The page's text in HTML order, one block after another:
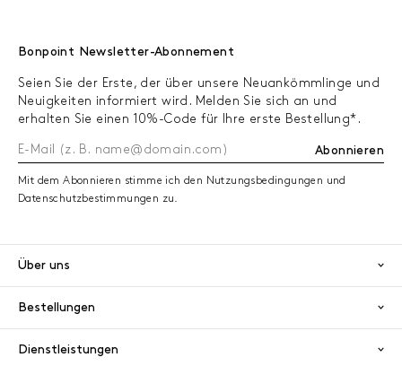
Bonpoint Newsletter-Abonnement
Seien Sie der Erste, der über unsere Neuankömmlinge und
Neuigkeiten informiert wird. Melden Sie sich an und
erhalten Sie einen 10%-Code für Ihre erste Bestellung*.
Abonnieren
Mit dem Abonnieren stimme ich den Nutzungsbedingungen und
Datenschutzbestimmungen zu.
Über uns
Bestellungen
Dienstleistungen